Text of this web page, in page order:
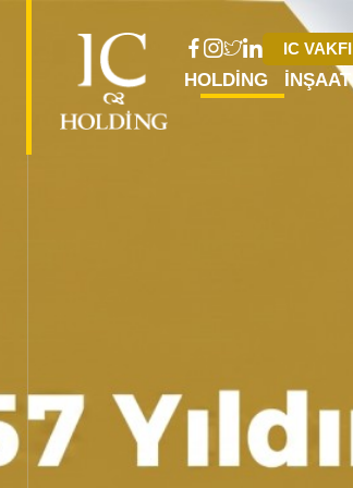
IC VAKFI
HOLDING İNŞAAT